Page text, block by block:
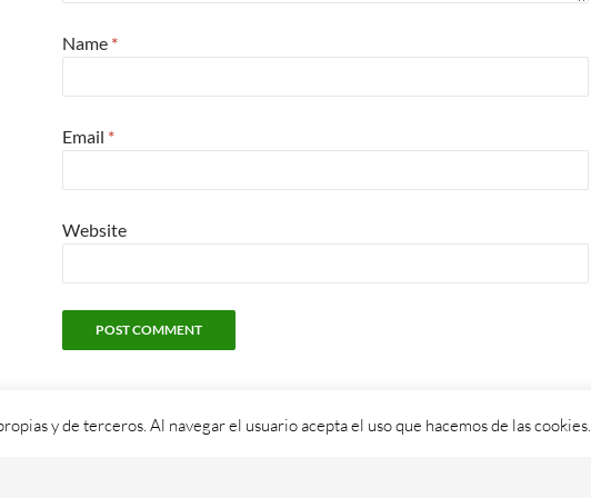
Name *
Email *
Website
y de terceros. Al navegar el usuario acepta el uso que hacemos de las cookies.